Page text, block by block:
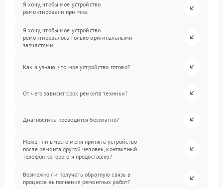
Я хочу, чтобы мое устройство
ремонтировали при мне.
Я хочу, чтобы мое устройство
ремонтировалось только оригинальными
запчастями.
Как я узнаю, что мое устройство готово?
От чего зависит срок ремонта техники?
Диагностика проводится бесплатно?
Может ли вместо меня принять устройство
после ремонта другой человек, контактный
телефон которого я предоставлю?
Возможно ли получать обратную связь в
процессе выполнения ремонтных работ?